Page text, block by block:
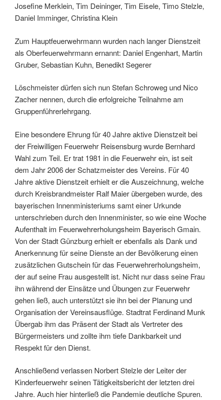
Josefine Merklein, Tim Deininger, Tim Eisele, Timo Stelzle,
Daniel Imminger, Christina Klein
Zum Hauptfeuerwehrmann wurden nach langer Dienstzeit
als Oberfeuerwehrmann ernannt: Daniel Engenhart, Martin
Gruber, Sebastian Kuhn, Benedikt Segerer
Löschmeister dürfen sich nun Stefan Schroweg und Nico
Zacher nennen, durch die erfolgreiche Teilnahme am
Gruppenführerlehrgang.
Eine besondere Ehrung für 40 Jahre aktive Dienstzeit bei
der Freiwilligen Feuerwehr Reisensburg wurde Bernhard
Wahl zum Teil. Er trat 1981 in die Feuerwehr ein, ist seit
dem Jahr 2006 der Schatzmeister des Vereins. Für 40
Jahre aktive Dienstzeit erhielt er die Auszeichnung, welche
durch Kreisbrandmeister Ralf Maier übergeben wurde, des
bayerischen Innenministeriums samt einer Urkunde
unterschrieben durch den Innenminister, so wie eine Woche
Aufenthalt im Feuerwehrerholungsheim Bayerisch Gmain.
Von der Stadt Günzburg erhielt er ebenfalls als Dank und
Anerkennung für seine Dienste an der Bevölkerung einen
zusätzlichen Gutschein für das Feuerwehrerholungsheim,
der auf seine Frau ausgestellt ist. Nicht nur dass seine Frau
ihn während der Einsätze und Übungen zur Feuerwehr
gehen ließ, auch unterstützt sie ihn bei der Planung und
Organisation der Vereinsausflüge. Stadtrat Ferdinand Munk
Übergab ihm das Präsent der Stadt als Vertreter des
Bürgermeisters und zollte ihm tiefe Dankbarkeit und
Respekt für den Dienst.
Anschließend verlassen Norbert Stelzle der Leiter der
Kinderfeuerwehr seinen Tätigkeitsbericht der letzten drei
Jahre. Auch hier hinterließ die Pandemie deutliche Spuren.